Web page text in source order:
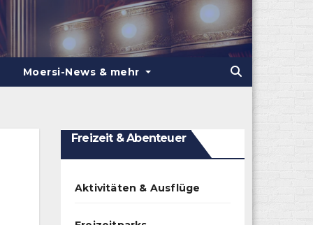
Moersi-News & mehr
Freizeit & Abenteuer
Aktivitäten & Ausflüge